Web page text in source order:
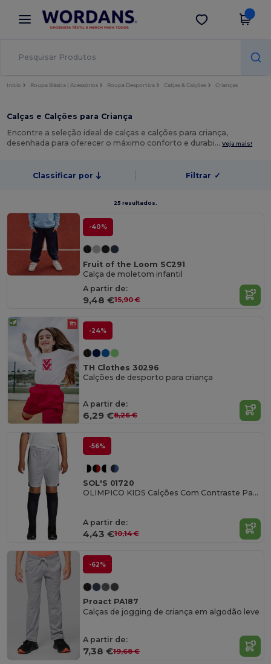
× App Wordans
Melhores preços na app!
Obter app
Início Roupa Básica | Acessórios Roupa Desportiva Calças & Calções Crianças
Calças e Calções para Criança
Encontre a seleção ideal de calças e calções para criança,
desenhada para oferecer o máximo conforto e durabi…Veja mais!
Classificar por Filtrar ✓
25 resultados.
-40%
Fruit of the Loom SC291
Calça de moletom infantil
A partir de:
9,48 €15,90 €
-24%
TH Clothes 30296
Calções de desporto para criança
A partir de:
6,29 €8,26 €
-56%
SOL'S 01720
OLIMPICO KIDS Calções Com Contraste Para Criança
A partir de:
4,43 €10,14 €
-62%
Proact PA187
Calças de jogging de criança em algodão leve
A partir de:
7,38 €19,68 €